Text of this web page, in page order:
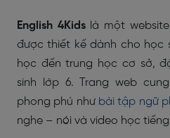
English 4Kidslà một website
được thiết kế dành cho học
học đến trung học cơ sở,
sinh lớp 6. Trang web
phong phú như bài tập ngữ
nghe – nói và video học